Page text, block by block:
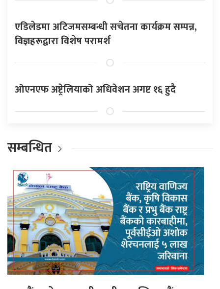
एडिलेडमा अटिजमसम्बन्धी सचेतना कार्यक्रम सम्पन्न,
विज्ञहरूद्वारा विशेष परामर्श
ओएनएफ अष्ट्रेलियाको अधिवेशन अगष्ट १६ हुदै
सम्बन्धित